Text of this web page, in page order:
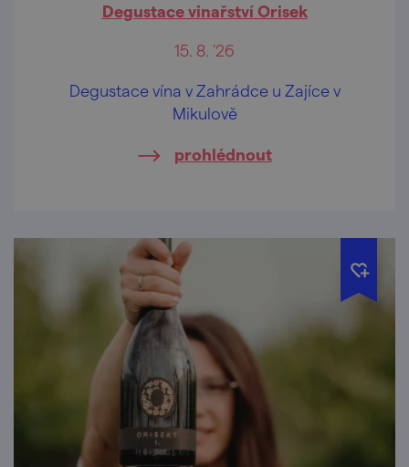
Degustace vinařství Orisek
15. 8. '26
Degustace vína v Zahrádce u Zajíce v
Mikulově
prohlédnout